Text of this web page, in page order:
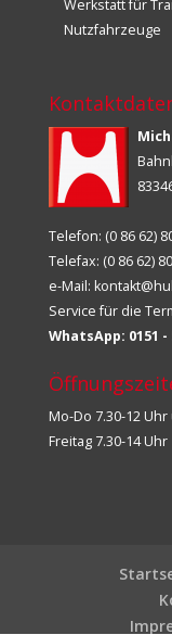
Werkstatt für
Nutzfahrzeuge
Telefon: (0 86 62)
Telefax: (0 86 62)
e-Mail:
Service für die
WhatsApp: 0151 -
Mo-Do 7.30-12
Freitag 7.30-14 Uhr